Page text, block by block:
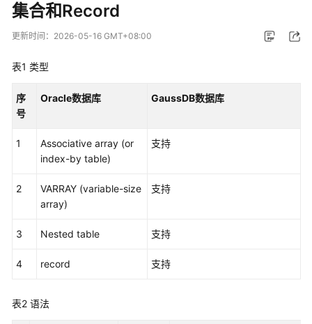
新
动
品
数
集合和Record
更新时间： 2026-05-16 GMT+08:00
表1 类型
序
号
Oracle数据库 GaussDB数据库
1
Associative array (or
index-by table)
支持
2
VARRAY (variable-size
array)
支持
3 Nested table 支持
4 record 支持
表2 语法